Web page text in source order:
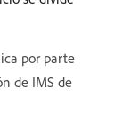
por parte
de IMS de